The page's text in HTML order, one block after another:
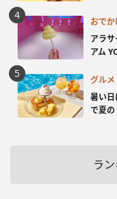
おでか
アラ
アム
グルメ
暑い日
で夏の
ラ